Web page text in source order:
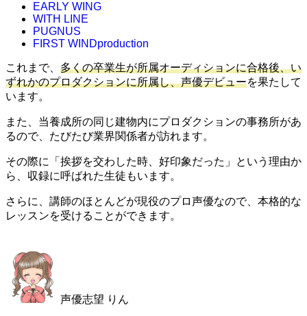
EARLY WING
WITH LINE
PUGNUS
FIRST WINDproduction
これまで、 多くの卒業生が所属オーディションに合格後、い
ずれかのプロダクションに所属し、声優デビューを果たして
います。
また、当養成所の同じ建物内にプロダクションの事務所があ
るので、たびたび業界関係者が訪れます。
その際に「挨拶を交わした時、好印象だった」という理由か
ら、収録に呼ばれた生徒もいます。
さらに、 講師のほとんどが現役のプロ声優なので、本格的な
レッスンを受けることができます。
声優志望 りん